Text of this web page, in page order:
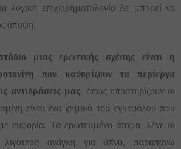
λογική επιχειρηματολογία δε μπορεί να
άποψη.
μιας ερωτικής σχέσης είναι η
που καθορίζουν τα περίεργα
αντιδράσεις μας, όπως υποστηρίζουν οι
είναι ένα χημικό του εγκεφάλου που
ευφορία. Τα ερωτευμένα άτομα, λένε οι
λιγότερη ανάγκη για ύπνο, παραπάνω